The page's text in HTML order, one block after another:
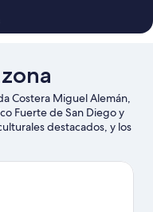
Costera Miguel Alemán,
Fuerte de San Diego y
destacados, y los
visitar Plaza Bahia y
calendario de Centro de